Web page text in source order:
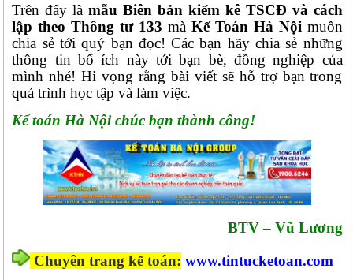
Trên đây làmẫu Biên bản kiểm kê TSCĐ và cách
lập theo Thông tư 133 mà Kế Toán Hà Nội muốn
chia sẻ tới quý bạn đọc! Các bạn hãy chia sẻ những
thông tin bổ ích này tới bạn bè, đồng nghiệp của
mình nhé! Hi vọng rằng bài viết sẽ hỗ trợ bạn trong
quá trình học tập và làm việc.
Kế toán Hà Nội chúc bạn thành công!
BTV – Vũ Lương
Chuyên trang kế toán: www.tintucketoan.com